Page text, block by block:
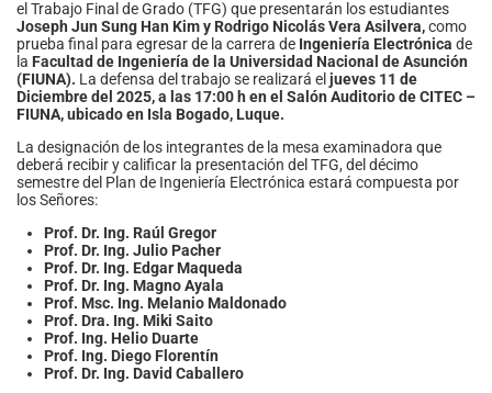
el Trabajo Final de Grado (TFG) que presentarán los estudiantes
Joseph Jun Sung Han Kim y Rodrigo Nicolás Vera Asilvera,como
prueba final para egresar de la carrera de Ingeniería Electrónica de
la Facultad de Ingeniería de la Universidad Nacional de Asunción
(FIUNA). La defensa del trabajo se realizará el jueves 11 de
Diciembre del 2025, a las 17:00 h en el Salón Auditorio de CITEC –
FIUNA, ubicado en Isla Bogado, Luque.
La designación de los integrantes de la mesa examinadora que
deberá recibir y calificar la presentación del TFG, del décimo
semestre del Plan de Ingeniería Electrónica estará compuesta por
los Señores:
Prof. Dr. Ing. Raúl Gregor
Prof. Dr. Ing. Julio Pacher
Prof. Dr. Ing. Edgar Maqueda
Prof. Dr. Ing. Magno Ayala
Prof. Msc. Ing. Melanio Maldonado
Prof. Dra. Ing. Miki Saito
Prof. Ing. Helio Duarte
Prof. Ing. Diego Florentín
Prof. Dr. Ing. David Caballero